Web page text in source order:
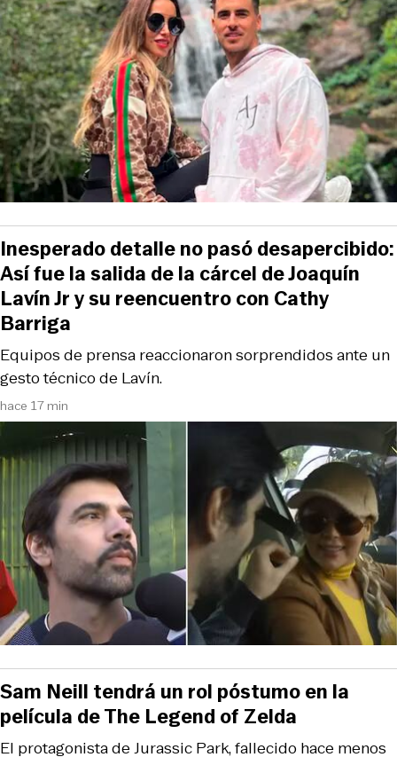
hace 17 min
Equipos de prensa reaccionaron sorprendidos ante un
gesto técnico de Lavín.
Inesperado detalle no pasó desapercibido:
Así fue la salida de la cárcel de Joaquín
Lavín Jr y su reencuentro con Cathy
Barriga
El protagonista de Jurassic Park, fallecido hace menos
Sam Neill tendrá un rol póstumo en la
película de The Legend of Zelda